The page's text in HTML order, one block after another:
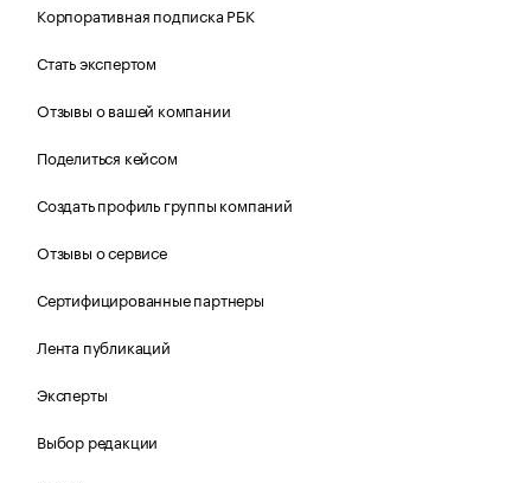
Корпоративная подписка РБК
Стать экспертом
Отзывы о вашей компании
Поделиться кейсом
Создать профиль группы компаний
Отзывы о сервисе
Сертифицированные партнеры
Лента публикаций
Эксперты
Выбор редакции